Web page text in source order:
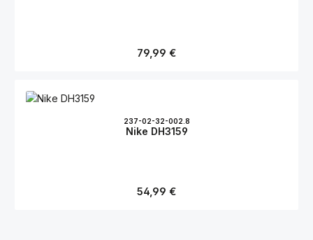
Regulärer Preis:
79,99 €
237-02-32-002.8
Nike DH3159
Regulärer Preis:
54,99 €